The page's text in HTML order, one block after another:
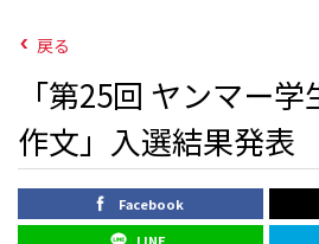
戻る
「第25回 ヤンマー学
作文」入選結果発表
Facebook
LINE